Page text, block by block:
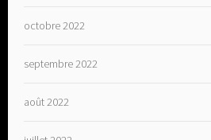
octobre 2022
septembre 2022
août 2022